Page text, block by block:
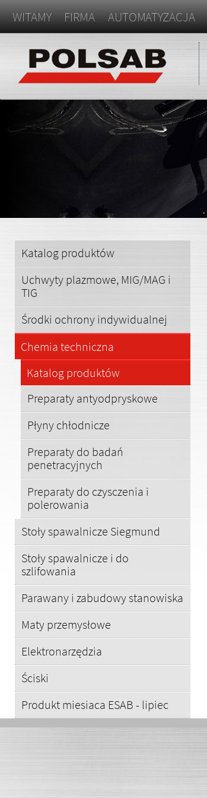
WITAMY FIRMA AUTOMATYZACJA
Katalog produktów
Uchwyty plazmowe, MIG/MAG i
TIG
Środki ochrony indywidualnej
Chemia techniczna
Katalog produktów
Preparaty antyodpryskowe
Płyny chłodnicze
Preparaty do badań
penetracyjnych
Preparaty do czysczenia i
polerowania
Stoły spawalnicze Siegmund
Stoły spawalnicze i do
szlifowania
Parawany i zabudowy stanowiska
Maty przemysłowe
Elektronarzędzia
Ściski
Produkt miesiaca ESAB - lipiec